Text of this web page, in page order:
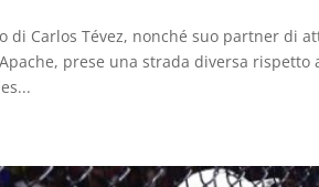
di Carlos Tévez, nonché suo partner di
prese una strada diversa rispetto